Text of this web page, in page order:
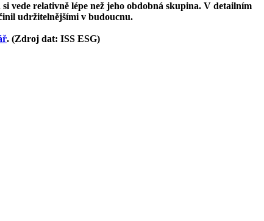
vede relativně lépe než jeho obdobná skupina. V detailním
udržitelnějšími v budoucnu.
. (Zdroj dat: ISS ESG)